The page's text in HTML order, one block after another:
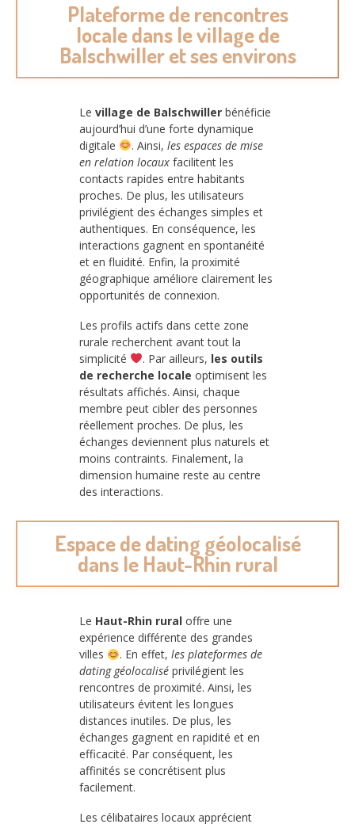
Plateforme de rencontres
locale dans le village de
Balschwiller et ses environs
Le village de Balschwiller bénéficie
aujourd’hui d’une forte dynamique
digitale
. Ainsi, les espaces de mise
en relation locaux facilitent les
contacts rapides entre habitants
proches. De plus, les utilisateurs
privilégient des échanges simples et
authentiques. En conséquence, les
interactions gagnent en spontanéité
et en fluidité. Enfin, la proximité
géographique améliore clairement les
opportunités de connexion.
Les profils actifs dans cette zone
rurale recherchent avant tout la
simplicité
. Par ailleurs, les outils
de recherche locale optimisent les
résultats affichés. Ainsi, chaque
membre peut cibler des personnes
réellement proches. De plus, les
échanges deviennent plus naturels et
moins contraints. Finalement, la
dimension humaine reste au centre
des interactions.
Espace de dating géolocalisé
dans le Haut-Rhin rural
Le Haut-Rhin rural offre une
expérience différente des grandes
villes
. En effet, les plateformes de
dating géolocalisé privilégient les
rencontres de proximité. Ainsi, les
utilisateurs évitent les longues
distances inutiles. De plus, les
échanges gagnent en rapidité et en
efficacité. Par conséquent, les
affinités se concrétisent plus
facilement.
Les célibataires locaux apprécient